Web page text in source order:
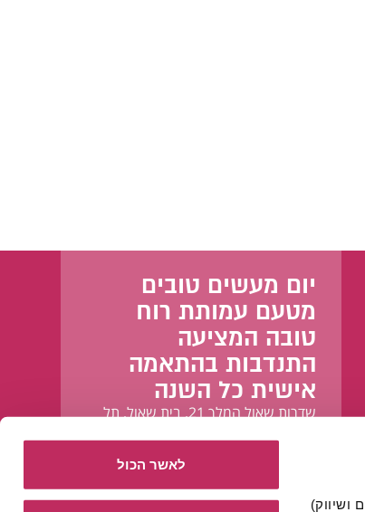
לאשר הכול
יום מעשים טובים
מטעם עמותת רוח
טובה המציעה
התנדבות בהתאמה
אישית כל השנה
שדרות שאול המלך 21, בית שאול, תל